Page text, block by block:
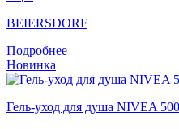
BEIERSDORF
Подробнее
Новинка
Гель-уход для душа NIVEA